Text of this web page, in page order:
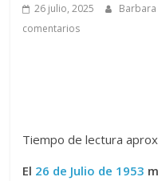
26 julio, 2025
comentarios
Tiempo de lectura
El 26 de Julio de 1953